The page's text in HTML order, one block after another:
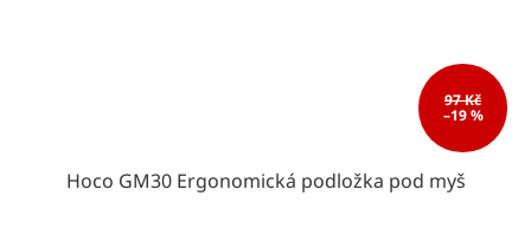
97 Kč
–19 %
Hoco GM30 Ergonomická podložka pod myš